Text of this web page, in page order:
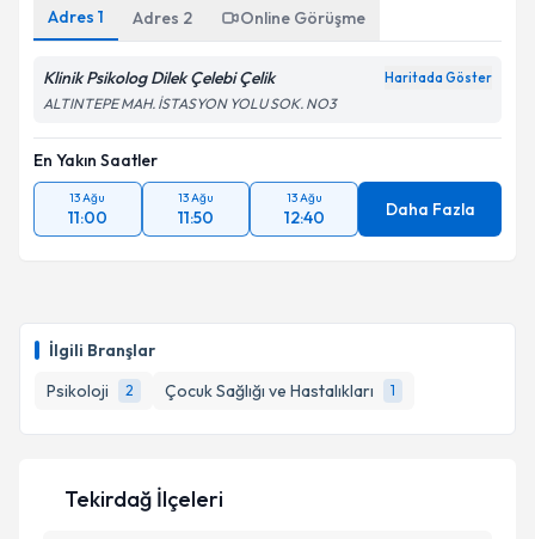
İlgili Branşlar
Psikoloji
2 Çocuk Sağlığı ve Hastalıkları 1
Adres 1 Adres 2 Online Görüşme
Klinik Psikolog Dilek Çelebi Çelik Haritada Göster
ALTINTEPE MAH. İSTASYON YOLU SOK. NO3
En Yakın Saatler
13 Ağu
11:00
13 Ağu
11:50
13 Ağu
12:40 Daha Fazla
Tekirdağ İlçeleri